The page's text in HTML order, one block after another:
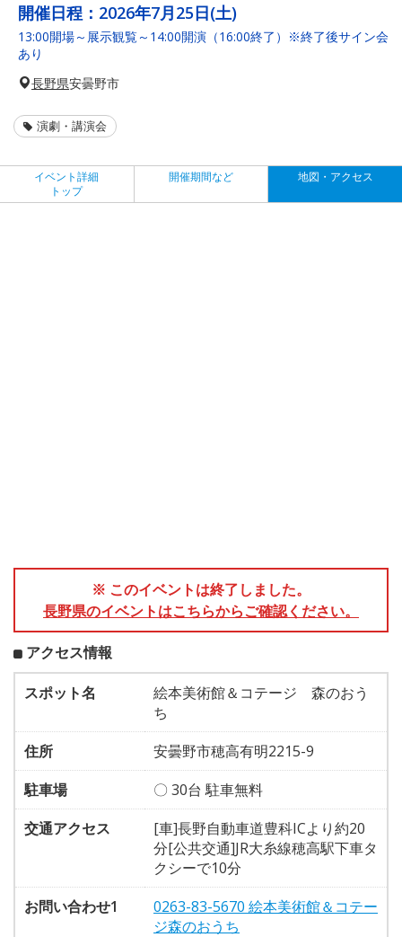
開催日程： 2026年7月25日(土)
13:00開場～展示観覧～14:00開演（16:00終了）※終了後サイン会
あり
長野県安曇野市
演劇・講演会
イベント詳細
トップ
開催期間など 地図・アクセス
※ このイベントは終了しました。
長野県のイベントはこちらからご確認ください。
アクセス情報
スポット名
絵本美術館＆コテージ 森のおう
ち
住所
安曇野市穂高有明2215-9
駐車場
〇 30台 駐車無料
交通アクセス
[車]長野自動車道豊科ICより約20
分[公共交通]JR大糸線穂高駅下車タ
クシーで10分
お問い合わせ1
0263-83-5670 絵本美術館＆コテー
ジ森のおうち